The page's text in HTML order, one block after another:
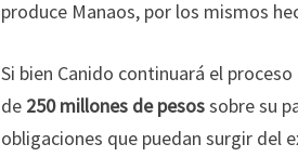
produce Manaos, por los mismos
Si bien Canido continuará el
de 250 millones de pesossobre su
obligaciones que puedan surgir del